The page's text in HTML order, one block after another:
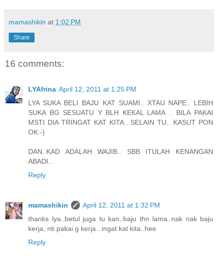
mamashikin at 1:02 PM
Share
16 comments:
LYAfrina April 12, 2011 at 1:25 PM
LYA SUKA BELI BAJU KAT SUAMI.. XTAU NAPE.. LEBIH
SUKA BG SESUATU Y BLH KEKAL LAMA .. BILA PAKAI
MSTI DIA TRINGAT KAT KITA.. SELAIN TU.. KASUT PON
OK:-)
DAN..KAD ADALAH WAJIB.. SBB ITULAH KENANGAN
ABADI..
Reply
mamashikin
April 12, 2011 at 1:32 PM
thanks lya..betul juga tu kan..baju thn lama..nak nak baju
kerja, nti pakai g kerja...ingat kat kita..hee
Reply